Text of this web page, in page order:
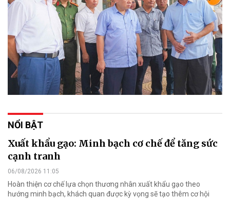
NỔI BẬT
Xuất khẩu gạo: Minh bạch cơ chế để tăng sức
cạnh tranh
06/08/2026 11:05
Hoàn thiện cơ chế lựa chọn thương nhân xuất khẩu gạo theo
hướng minh bạch, khách quan được kỳ vọng sẽ tạo thêm cơ hội